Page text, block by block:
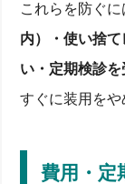
これらを防ぐに
内）・使い捨
い・定期検診を
すぐに装用をや
費用・定